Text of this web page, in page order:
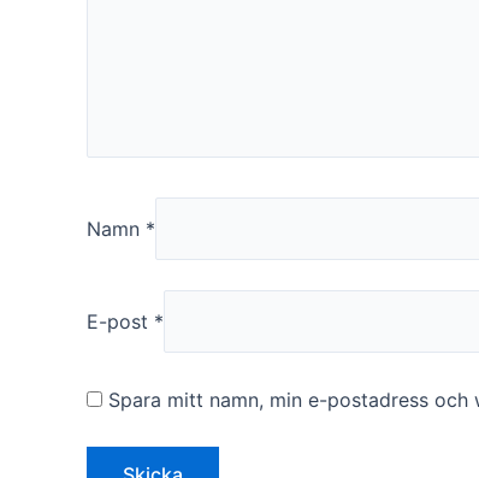
Namn *
E-post *
Spara mitt namn, min e-postadress